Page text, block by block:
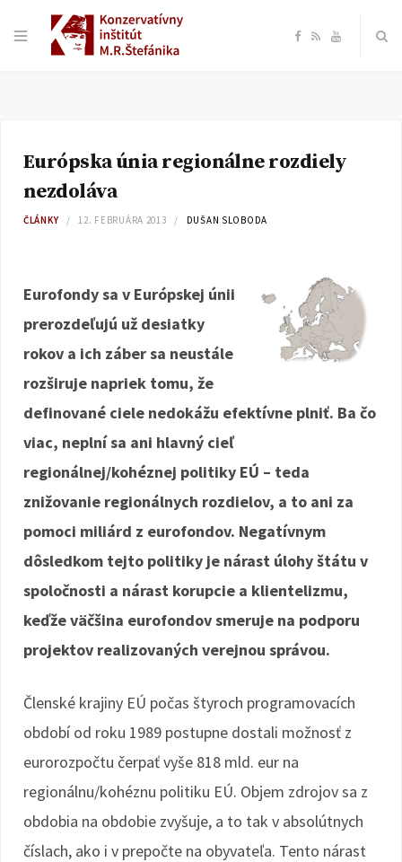
F
e
o
k
R Y
T
e
Európska únia regionálne rozdiely
nezdoláva
ČLÁNKY 12. FEBRUÁRA 2013 DUŠAN SLOBODA
Eurofondy sa v Európskej únii
prerozdeľujú už desiatky
rokov a ich záber sa neustále
rozširuje napriek tomu, že
definované ciele nedokážu efektívne plniť. Ba čo
viac, neplní sa ani hlavný cieľ
regionálnej/kohéznej politiky EÚ – teda
znižovanie regionálnych rozdielov, a to ani za
pomoci miliárd z eurofondov. Negatívnym
dôsledkom tejto politiky je nárast úlohy štátu v
spoločnosti a nárast korupcie a klientelizmu,
keďže väčšina eurofondov smeruje na podporu
projektov realizovaných verejnou správou.
Členské krajiny EÚ počas štyroch programovacích
období od roku 1989 postupne dostali možnosť z
eurorozpočtu čerpať vyše 818 mld. eur na
regionálnu/kohéznu politiku EÚ. Objem zdrojov sa z
obdobia na obdobie zvyšuje, a to tak v absolútnych
číslach, ako i v prepočte na obyvateľa. Tento nárast